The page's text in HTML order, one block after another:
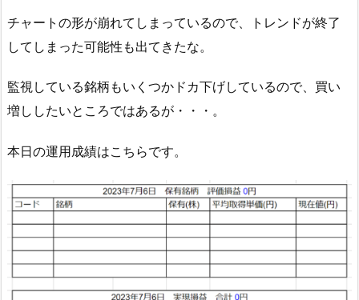
チャートの形が崩れてしまっているので、トレンドが終了
してしまった可能性も出てきたな。
監視している銘柄もいくつかドカ下げしているので、買い
増ししたいところではあるが・・・。
本日の運用成績はこちらです。